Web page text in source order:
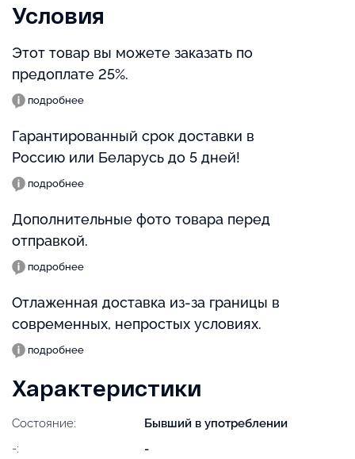
Условия
Этот товар вы можете заказать по
предоплате 25%.
подробнее
Гарантированный срок доставки в
Россию или Беларусь до 5 дней!
подробнее
Дополнительные фото товара перед
отправкой.
подробнее
Отлаженная доставка из-за границы в
современных, непростых условиях.
подробнее
Характеристики
Состояние:
Бывший в употреблении
-:
-